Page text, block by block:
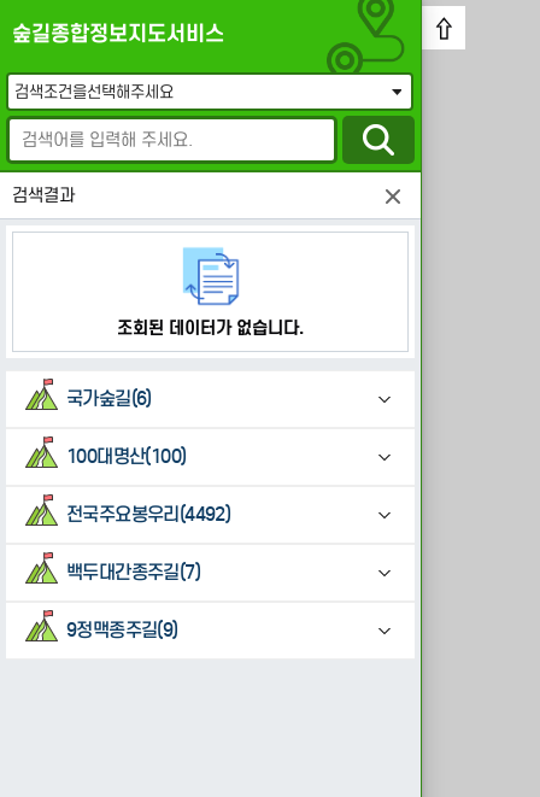
숲길종합정보지도서비스
검색결과
조회된 데이터가 없습니다.
국가숲길(6)
100대명산(100)
전국주요봉우리(4492)
백두대간종주길(7)
9정맥종주길(9)
⇧